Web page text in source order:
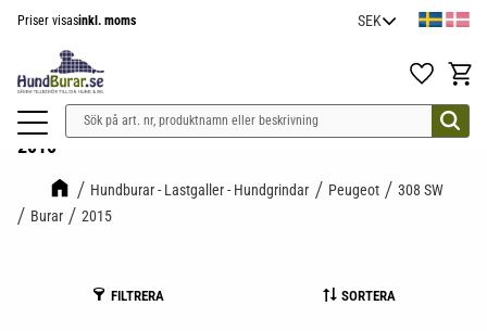
Priser visasinkl. moms
Favoriter
2015
Hundburar - Lastgaller - Hundgrindar Peugeot
308 SW
Burar
2015
FILTRERA SORTERA